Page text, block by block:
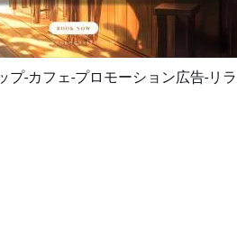
プレビュー AI再生成